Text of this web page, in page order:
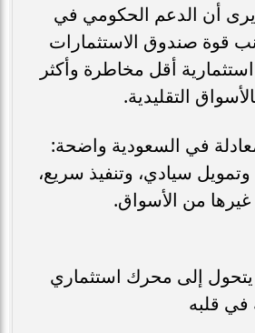
أن الدعم الحكومي في
قوة صندوق الاستثمارات
استثمارية أقل مخاطرة وأكثر
التقليدية.
في السعودية واضحة:
وتمويل سيادي، وتنفيذ سريع،
من الأسواق.
يتحول إلى محرك استثماري
في قلبه